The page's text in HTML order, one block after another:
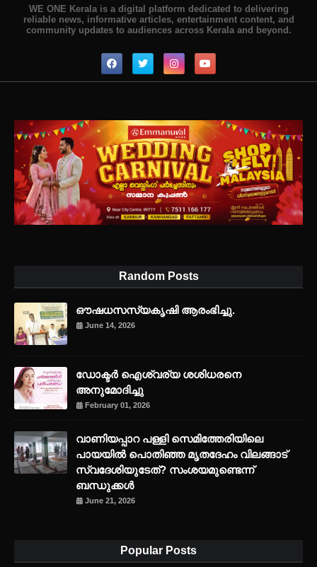
WE ONE Kerala is a digital platform dedicated to delivering
reliable news, informative articles, entertainment content, and
community updates to audiences across Kerala and beyond.
Random Posts
ഔഷധസസ്യകൃഷി ആരംഭിച്ചു.
June 14, 2026
ഡോക്ടർ ഐശ്വര്യ ശശിധരനെ
അനുമോദിച്ചു
February 01, 2026
വാണിയപ്പാറ പള്ളി സെമിത്തേരിയിലെ
പായയിൽ പൊതിഞ്ഞ മൃതദേഹം വിലങ്ങാട്
സ്വദേശിയുടേത്? സംശയമുണ്ടെന്ന്
ബന്ധുക്കൾ
June 21, 2026
Popular Posts